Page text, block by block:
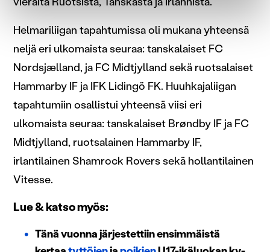
evästeilmoituksessa.
Käytämme evästeitä tarjoamamme sisällön ja mainosten
räätälöimiseen, sosiaalisen median ominaisuuksien
tukemiseen ja kävijämäärämme analysoimiseen. Lisäksi
jaamme sosiaalisen median, mainosalan ja analytiikka-
sivustoamme. Kumppanimme voivat yhdistää näitä
tietoja muihin tietoihin, joita olet antanut heille tai joita on
kerätty, kun olet käyttänyt heidän palvelujaan.
Helmariliigan tapahtumissa oli mukana yhteensä
neljä eri ulkomaista seuraa: tanskalaiset FC
Nordsjælland, ja FC Midtjylland sekä ruotsalaiset
Hammarby IF ja IFK Lidingö FK. Huuhkajaliigan
tapahtumiin osallistui yhteensä viisi eri
ulkomaista seuraa: tanskalaiset Brøndby IF ja FC
Midtjylland, ruotsalainen Hammarby IF,
irlantilainen Shamrock Rovers sekä hollantilainen
Vitesse.
Lue & katso myös:
Tänä vuonna järjestettiin ensimmäistä